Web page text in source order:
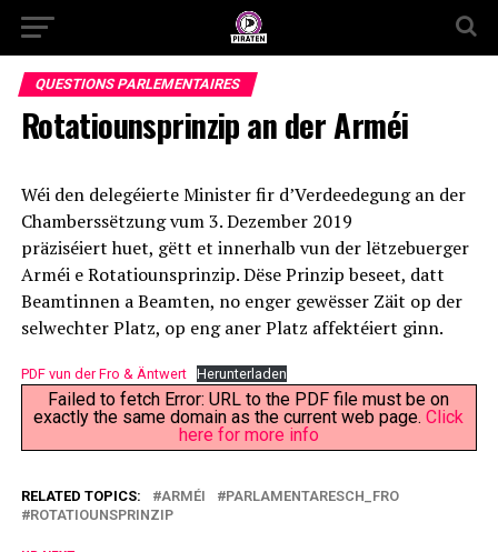
QUESTIONS PARLEMENTAIRES
Rotatiounsprinzip an der Arméi
Wéi den delegéierte Minister fir d’Verdeedegung an der
Chamberssëtzung vum 3. Dezember 2019
präziséiert huet, gëtt et innerhalb vun der lëtzebuerger
Arméi e Rotatiounsprinzip. Dëse Prinzip beseet, datt
Beamtinnen a Beamten, no enger gewësser Zäit op der
selwechter Platz, op eng aner Platz affektéiert ginn.
PDF vun der Fro & Äntwert Herunterladen
Failed to fetch Error: URL to the PDF file must be on
exactly the same domain as the current web page.Click
here for more info
RELATED TOPICS: ARMÉI
PARLAMENTARESCH_FRO
ROTATIOUNSPRINZIP